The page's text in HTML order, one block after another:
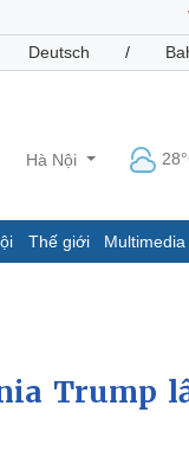
Deutsch /
Hà Nội
Thế giới Multimedia
Dấu ấn VOV
Trump